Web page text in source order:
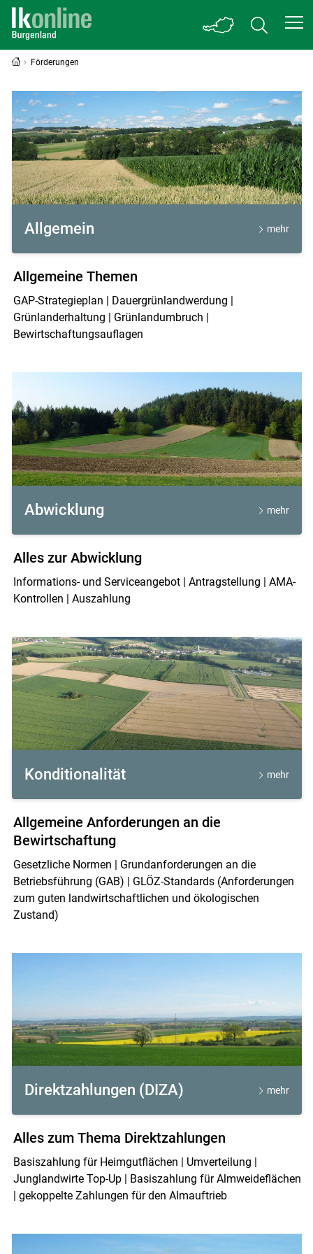
Förderungen
Förderungen
Allgemein mehr
Allgemeine Themen
GAP-Strategieplan | Dauergrünlandwerdung |
Grünlanderhaltung | Grünlandumbruch |
Bewirtschaftungsauflagen
Abwicklung mehr
Alles zur Abwicklung
Informations- und Serviceangebot | Antragstellung | AMA-
Kontrollen | Auszahlung
Konditionalität mehr
Allgemeine Anforderungen an die
Bewirtschaftung
Gesetzliche Normen | Grundanforderungen an die
Betriebsführung (GAB) | GLÖZ-Standards (Anforderungen
zum guten landwirtschaftlichen und ökologischen
Zustand)
Direktzahlungen (DIZA) mehr
Alles zum Thema Direktzahlungen
Basiszahlung für Heimgutflächen | Umverteilung |
Junglandwirte Top-Up | Basiszahlung für Almweideflächen
| gekoppelte Zahlungen für den Almauftrieb